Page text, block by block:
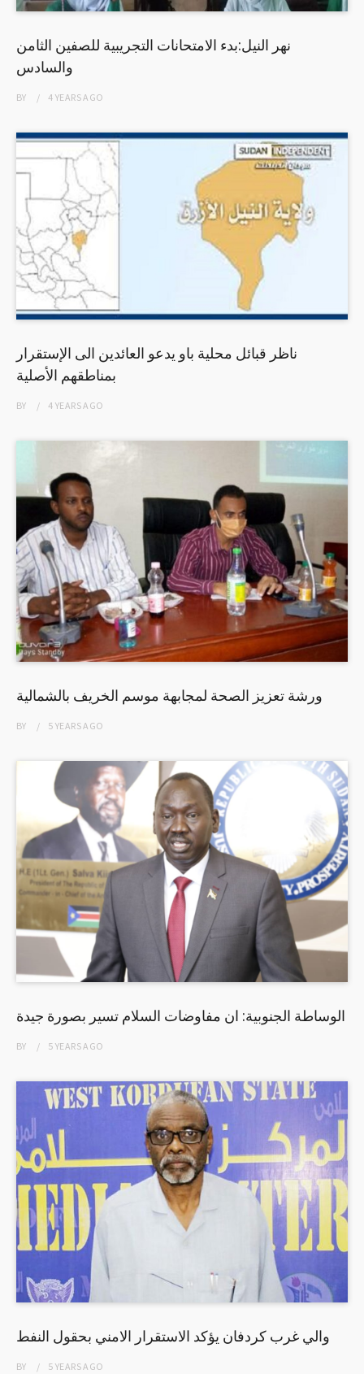
نهر النيل:بدء الامتحانات التجريبية للصفين الثامن
والسادس
BY 4 YEARSAGO
ناظر قبائل محلية باو يدعو العائدين الى الإستقرار
بمناطقهم الأصلية
BY 4 YEARSAGO
ورشة تعزيز الصحة لمجابهة موسم الخريف بالشمالية
BY 5 YEARSAGO
الوساطة الجنوبية: ان مفاوضات السلام تسير بصورة جيدة
BY 5 YEARSAGO
والي غرب كردفان يؤكد الاستقرار الامني بحقول النفط
BY 5 YEARSAGO